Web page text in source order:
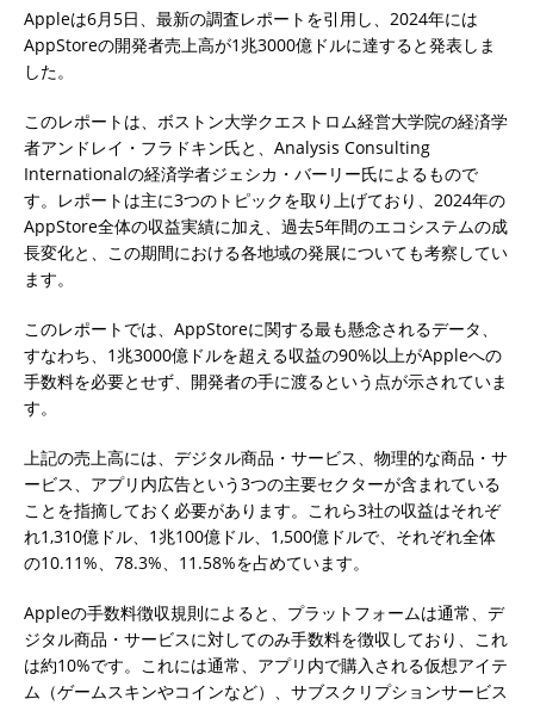
Appleは6月5日、最新の調査レポートを引用し、2024年には
AppStoreの開発者売上高が1兆3000億ドルに達すると発表しま
した。
このレポートは、ボストン大学クエストロム経営大学院の経済学
者アンドレイ・フラドキン氏と、Analysis Consulting
Internationalの経済学者ジェシカ・バーリー氏によるもので
す。レポートは主に3つのトピックを取り上げており、2024年の
AppStore全体の収益実績に加え、過去5年間のエコシステムの成
長変化と、この期間における各地域の発展についても考察してい
ます。
このレポートでは、AppStoreに関する最も懸念されるデータ、
すなわち、1兆3000億ドルを超える収益の90%以上がAppleへの
手数料を必要とせず、開発者の手に渡るという点が示されていま
す。
上記の売上高には、デジタル商品・サービス、物理的な商品・サ
ービス、アプリ内広告という3つの主要セクターが含まれている
ことを指摘しておく必要があります。これら3社の収益はそれぞ
れ1,310億ドル、1兆100億ドル、1,500億ドルで、それぞれ全体
の10.11%、78.3%、11.58%を占めています。
Appleの手数料徴収規則によると、プラットフォームは通常、デ
ジタル商品・サービスに対してのみ手数料を徴収しており、これ
は約10%です。これには通常、アプリ内で購入される仮想アイテ
ム（ゲームスキンやコインなど）、サブスクリプションサービス